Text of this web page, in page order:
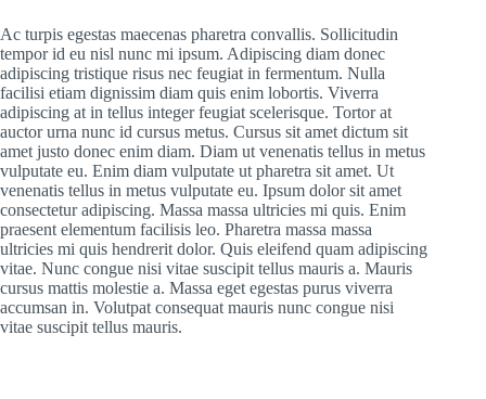
Ac turpis egestas maecenas pharetra convallis. Sollicitudin
tempor id eu nisl nunc mi ipsum. Adipiscing diam donec
adipiscing tristique risus nec feugiat in fermentum. Nulla
facilisi etiam dignissim diam quis enim lobortis. Viverra
adipiscing at in tellus integer feugiat scelerisque. Tortor at
auctor urna nunc id cursus metus. Cursus sit amet dictum sit
amet justo donec enim diam. Diam ut venenatis tellus in metus
vulputate eu. Enim diam vulputate ut pharetra sit amet. Ut
venenatis tellus in metus vulputate eu. Ipsum dolor sit amet
consectetur adipiscing. Massa massa ultricies mi quis. Enim
praesent elementum facilisis leo. Pharetra massa massa
ultricies mi quis hendrerit dolor. Quis eleifend quam adipiscing
vitae. Nunc congue nisi vitae suscipit tellus mauris a. Mauris
cursus mattis molestie a. Massa eget egestas purus viverra
accumsan in. Volutpat consequat mauris nunc congue nisi
vitae suscipit tellus mauris.